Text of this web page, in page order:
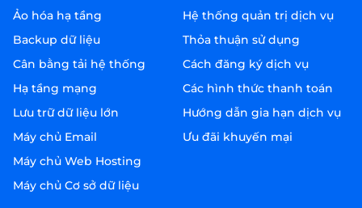
Ảo hóa hạ tầng
Backup dữ liệu
Cân bằng tải hệ thống
Hạ tầng mạng
Lưu trữ dữ liệu lớn
Máy chủ Email
Máy chủ Web Hosting
Máy chủ Cơ sở dữ liệu
Hệ thống quản trị dịch vụ
Thỏa thuận sử dụng
Cách đăng ký dịch vụ
Các hình thức thanh toán
Hướng dẫn gia hạn dịch vụ
Ưu đãi khuyến mại